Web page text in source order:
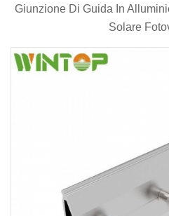
Giunzione Di Guida In
Solare